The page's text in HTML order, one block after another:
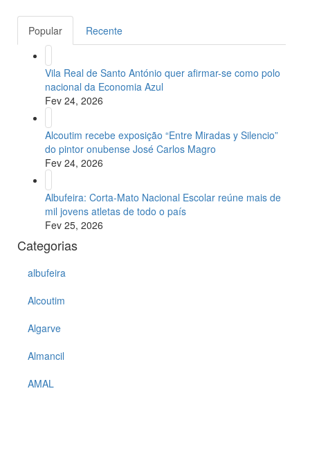
Popular Recente
Vila Real de Santo António quer afirmar-se como polo
nacional da Economia Azul
Fev 24, 2026
Alcoutim recebe exposição “Entre Miradas y Silencio”
do pintor onubense José Carlos Magro
Fev 24, 2026
Albufeira: Corta-Mato Nacional Escolar reúne mais de
mil jovens atletas de todo o país
Fev 25, 2026
Categorias
albufeira
Alcoutim
Algarve
Almancil
AMAL